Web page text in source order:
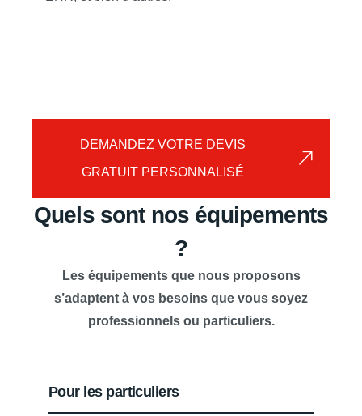
DEMANDEZ VOTRE DEVIS
GRATUIT PERSONNALISÉ
Quels sont nos équipements
?
Les équipements que nous proposons
s’adaptent à vos besoins que vous soyez
professionnels ou particuliers.
Pour les particuliers